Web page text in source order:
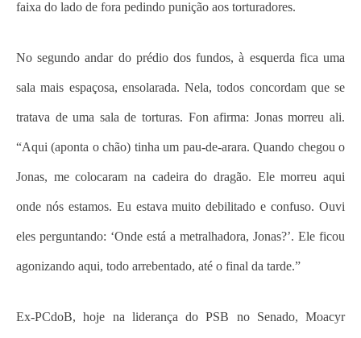
faixa do lado de fora pedindo punição aos torturadores.
No segundo andar do prédio dos fundos, à esquerda fica uma
sala mais espaçosa, ensolarada. Nela, todos concordam que se
tratava de uma sala de torturas. Fon afirma: Jonas morreu ali.
“Aqui (aponta o chão) tinha um pau-de-arara. Quando chegou o
Jonas, me colocaram na cadeira do dragão. Ele morreu aqui
onde nós estamos. Eu estava muito debilitado e confuso. Ouvi
eles perguntando: ‘Onde está a metralhadora, Jonas?’. Ele ficou
agonizando aqui, todo arrebentado, até o final da tarde.”
Ex-PCdoB, hoje na liderança do PSB no Senado, Moacyr